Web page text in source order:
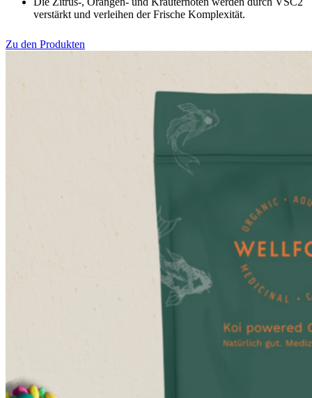
verstärkt und verleihen der Frische Komplexität.
Zu den Produkten